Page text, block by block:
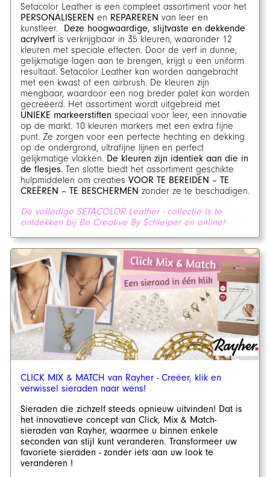
Setacolor Leather is een compleet assortiment voor het
PERSONALISEREN en REPAREREN van leer en
kunstleer.
Deze hoogwaardige, slijtvaste en dekkende
acrylverf is verkrijgbaar in 35 kleuren, waaronder 12
kleuren met speciale effecten. Door de verf in dunne,
gelijkmatige lagen aan te brengen, krijgt u een uniform
resultaat. Setacolor Leather kan worden aangebracht
met een kwast of een airbrush. De kleuren zijn
mengbaar, waardoor een nog breder palet kan worden
gecreëerd. Het assortiment wordt uitgebreid met
UNIEKE markeerstiften speciaal voor leer, een innovatie
op de markt. 10 kleuren markers met een extra fijne
punt. Ze zorgen voor een perfecte hechting en dekking
op de ondergrond, ultrafijne lijnen en perfect
gelijkmatige vlakken. De kleuren zijn identiek aan die in
de flesjes. Ten slotte biedt het assortiment geschikte
hulpmiddelen om creaties VOOR TE BEREIDEN – TE
CREËREN – TE BESCHERMEN zonder ze te beschadigen.
De volledige SETACOLOR Leather - collectie is te
ontdekken bij Be Creative By Schleiper en online!
CLICK MIX & MATCH van Rayher - Creëer, klik en
verwissel sieraden naar wens!
Sieraden die zichzelf steeds opnieuw uitvinden! Dat is
het innovatieve concept van Click, Mix & Match-
sieraden van Rayher, waarmee u binnen enkele
seconden van stijl kunt veranderen. Transformeer uw
favoriete sieraden - zonder iets aan uw look te
veranderen !